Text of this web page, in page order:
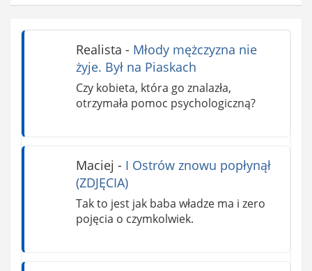
Realista - Młody mężczyzna nie
żyje. Był na Piaskach
Czy kobieta, która go znalazła,
otrzymała pomoc psychologiczną?
Maciej - I Ostrów znowu popłynął
(ZDJĘCIA)
Tak to jest jak baba władze ma i zero
pojęcia o czymkolwiek.